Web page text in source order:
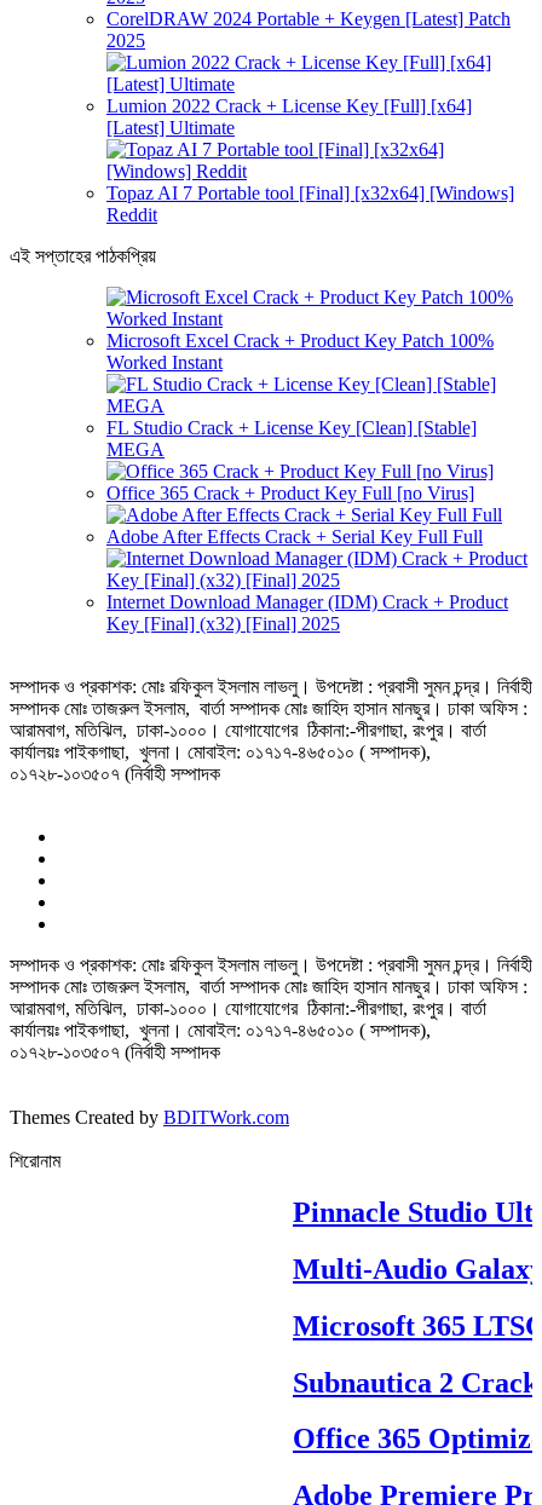
CorelDRAW 2024 Portable + Keygen [Latest] Patch
2025
Lumion 2022 Crack + License Key [Full] [x64]
[Latest] Ultimate
Topaz AI 7 Portable tool [Final] [x32x64] [Windows]
Reddit
এই সপ্তাহের পাঠকপ্রিয়
Microsoft Excel Crack + Product Key Patch 100%
Worked Instant
FL Studio Crack + License Key [Clean] [Stable]
MEGA
Office 365 Crack + Product Key Full [no Virus]
Adobe After Effects Crack + Serial Key Full Full
Internet Download Manager (IDM) Crack + Product
Key [Final] (x32) [Final] 2025
সম্পাদক ও প্রকাশক: মোঃ রফিকুল ইসলাম লাভলু। উপদেষ্টা : প্রবাসী সুমন চন্দ্র। নির্বাহী
সম্পাদক মোঃ তাজরুল‌‌ ইসলাম, বার্তা সম্পাদক মোঃ জাহিদ হাসান মানছুর। ঢাকা অফিস :
আরামবাগ, মতিঝিল, ঢাকা-১০০০। যোগাযোগের ঠিকানা:-পীরগাছা‌, রংপুর। বার্তা
কার্যালয়ঃ পাইকগাছা, খুলনা। মোবাইল: ০১৭১৭-৪৬৫০১০ ( সম্পাদক),
০১৭২৮-১০৩৫০৭ (নির্বাহী সম্পাদক
সম্পাদক ও প্রকাশক: মোঃ রফিকুল ইসলাম লাভলু। উপদেষ্টা : প্রবাসী সুমন চন্দ্র। নির্বাহী
সম্পাদক মোঃ তাজরুল‌‌ ইসলাম, বার্তা সম্পাদক মোঃ জাহিদ হাসান মানছুর। ঢাকা অফিস :
আরামবাগ, মতিঝিল, ঢাকা-১০০০। যোগাযোগের ঠিকানা:-পীরগাছা‌, রংপুর। বার্তা
কার্যালয়ঃ পাইকগাছা, খুলনা। মোবাইল: ০১৭১৭-৪৬৫০১০ ( সম্পাদক),
০১৭২৮-১০৩৫০৭ (নির্বাহী সম্পাদক
Themes Created by BDITWork.com
শিরোনাম
Pinnacle Studio
Multi-Audio
Microsoft 365
Subnautica 2 Crack
Office 365
Adobe Premiere